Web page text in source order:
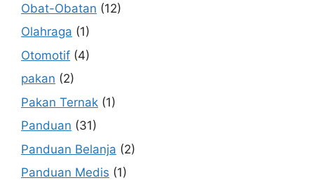
Obat-Obatan (12)
Olahraga (1)
Otomotif (4)
pakan (2)
Pakan Ternak (1)
Panduan (31)
Panduan Belanja (2)
Panduan Medis (1)